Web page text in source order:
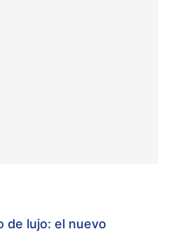
de lujo: el nuevo